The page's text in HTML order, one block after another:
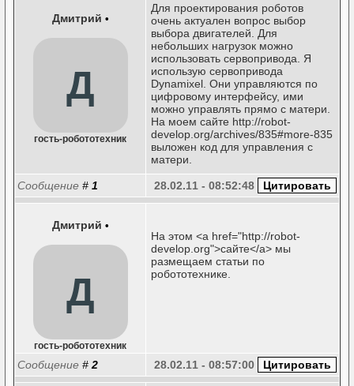
Дмитрий •
Д
гость-робототехник
Для проектирования роботов
очень актуален вопрос выбор
выбора двигателей. Для
небольших нагрузок можно
использовать сервопривода. Я
использую сервопривода
Dynamixel. Они управляются по
цифровому интерфейсу, ими
можно управлять прямо с матери.
На моем сайте http://robot-
develop.org/archives/835#more-835
выложен код для управления с
матери.
Сообщение # 1 28.02.11 - 08:52:48
Дмитрий •
Д
гость-робототехник
На этом <a href="http://robot-
develop.org">сайте</a> мы
размещаем статьи по
робототехнике.
Сообщение # 2 28.02.11 - 08:57:00